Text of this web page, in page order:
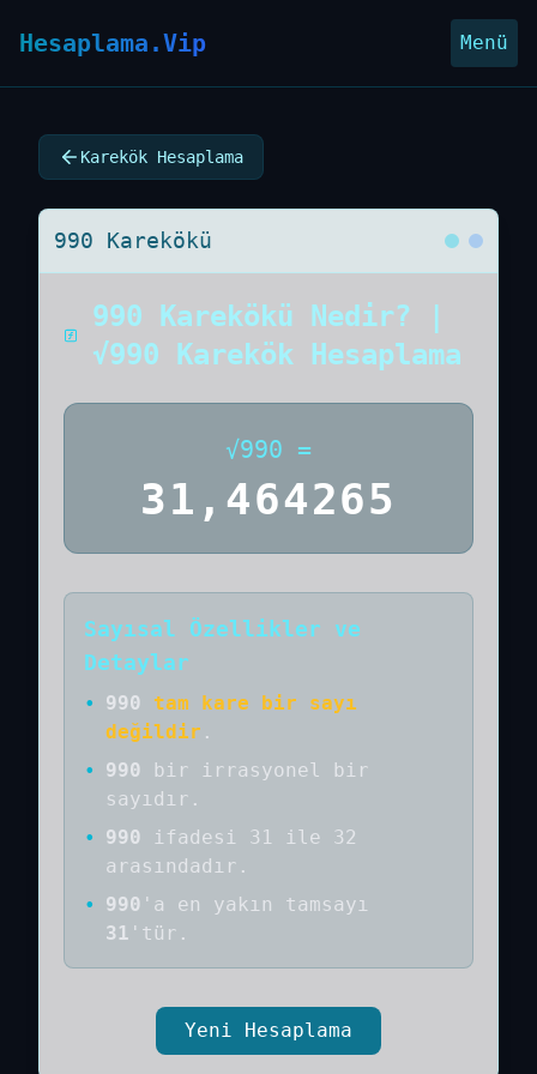
Hesaplama.Vip Menü
Karekök Hesaplama
990 Karekökü
990 Karekökü Nedir? |
√990 Karekök Hesaplama
√990 =
31,464265
Sayısal Özellikler ve
Detaylar
• 990
tam kare bir sayı
değildir .
•
990 bir
irrasyonel bir
sayıdır .
•
990
ifadesi 31 ile 32
arasındadır.
•
990 'a en yakın tamsayı
31 'tür.
Yeni Hesaplama